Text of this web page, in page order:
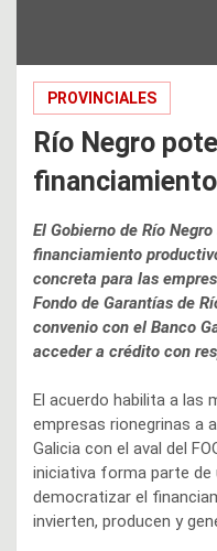
PROVINCIALES
Río Negro
El Gobierno de Río
financiamiento
concreta para las
Fondo de Garantías de
convenio con el Banco
acceder a crédito con
El acuerdo habilita a las
empresas rionegrinas a
Galicia con el aval del
iniciativa forma parte
democratizar el
invierten, producen y